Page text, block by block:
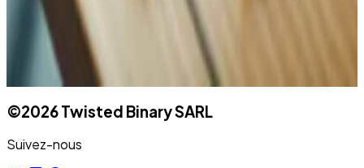
©2026Twisted Binary SARL
Suivez-nous